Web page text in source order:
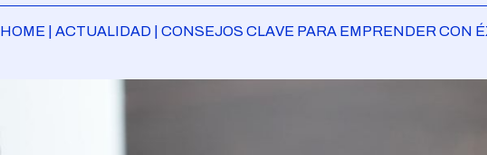
HOME | ACTUALIDAD | CONSEJOS CLAVE PARA EMPRENDER CON